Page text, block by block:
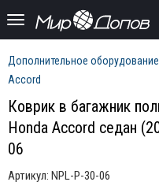
Дополнительное оборудование
Accord
Коврик в багажник
Honda Accord седан
06
Артикул: NPL-P-30-06